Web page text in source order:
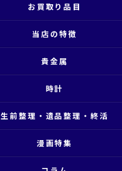
お買取り品目
当店の特徴
貴金属
時計
生前整理・遺品整理・終活
漫画特集